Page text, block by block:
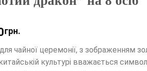
грн.
чайної церемонії, з зображенням
культурі вважається